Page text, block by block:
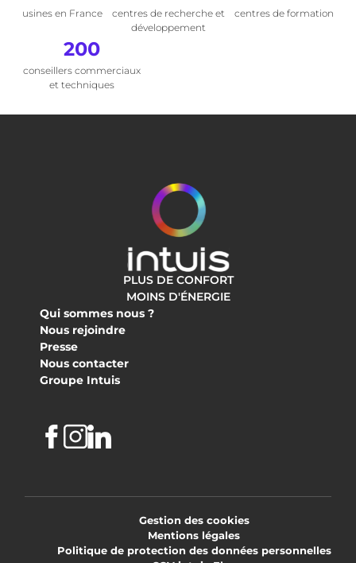
usines en France
centres de recherche et
développement
centres de formation
200
conseillers commerciaux
et techniques
PLUS DE CONFORT
MOINS D'ÉNERGIE
Qui sommes nous ?
Nous rejoindre
Presse
Nous contacter
Groupe Intuis
Facebook
Instagram
Linkedin
Gestion des cookies
Mentions légales
Politique de protection des données personnelles